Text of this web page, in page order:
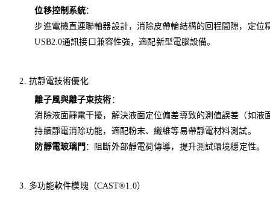
位移控制系統：
步進電機直連聯軸器設計，消除皮帶輪結構的回程間隙，定位
USB2.0通訊接口兼容性強，適配新型電腦設備。
2. 抗靜電技術優化
離子風與離子束技術 ：
消除液面靜電干擾，解決液面定位偏差導致的測值誤差（如液
持續靜電消除功能，適配粉末、纖維等易帶靜電材料測試。
防靜電玻璃門 ：阻斷外部靜電荷傳導，提升測試環境穩定性。
3. 多功能軟件模塊（CAST®1.0）